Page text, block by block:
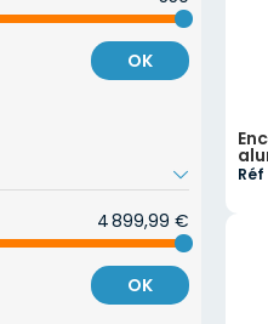
OK
4 899,99 €
OK